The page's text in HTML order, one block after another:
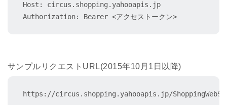
Host: circus.shopping.yahooapis.jp
Authorization: Bearer <アクセストークン>
サンプルリクエストURL(2015年10月1日以降)
https://circus.shopping.yahooapis.jp/